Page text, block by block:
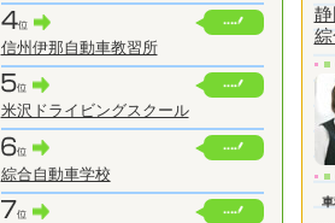
信州伊那自動車教習所
米沢ドライビングスクール
綜合自動車学校